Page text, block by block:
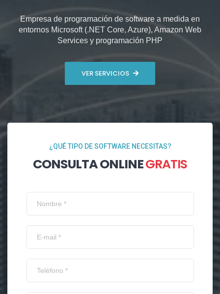
Empresa de programación de software a medida en
entornos Microsoft (.NET Core, Azure), Amazon Web
Services y programación PHP
VER SERVICIOS
¿QUÉ TIPO DE SOFTWARE NECESITAS?
CONSULTA ONLINEGRATIS